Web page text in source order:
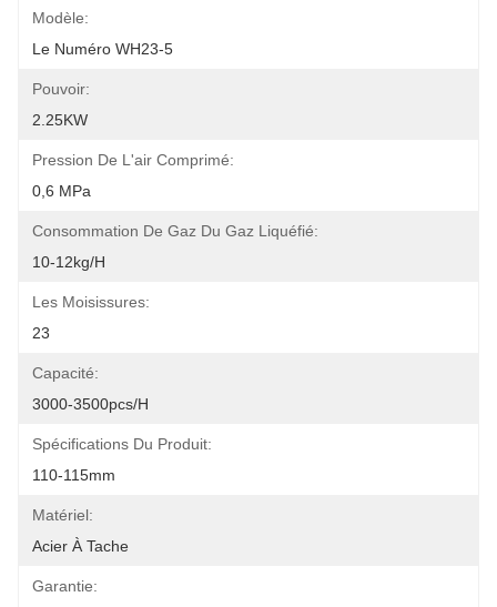
Modèle:
Le Numéro WH23-5
Pouvoir:
2.25KW
Pression De L'air Comprimé:
0,6 MPa
Consommation De Gaz Du Gaz Liquéfié:
10-12kg/h
Les Moisissures:
23
Capacité:
3000-3500pcs/h
Spécifications Du Produit:
110-115mm
Matériel:
Acier À Tache
Garantie: